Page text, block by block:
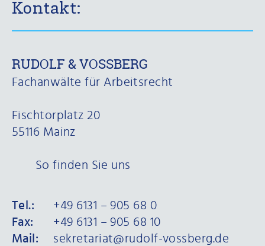
Kontakt:
RUDOLF & VOSSBERG
Fachanwälte für Arbeitsrecht
Fischtorplatz 20
55116 Mainz
So finden Sie uns
Tel.:
+49 6131 – 905 68 0
Fax:
+49 6131 – 905 68 10
Mail:
sekretariat@rudolf-vossberg.de